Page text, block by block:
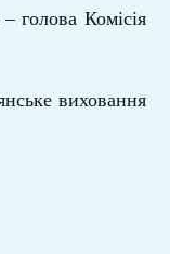
голова Комісія
виховання